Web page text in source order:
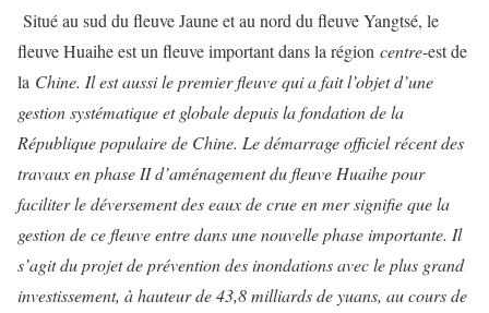
Situé au sud du fleuve Jaune et au nord du fleuve Yangtsé, le
fleuve Huaihe est un fleuve important dans la région centre-est de
la Chine. Il est aussi le premier fleuve qui a fait l’objet d’une
gestion systématique et globale depuis la fondation de la
République populaire de Chine. Le démarrage officiel récent des
travaux en phase II d’aménagement du fleuve Huaihe pour
faciliter le déversement des eaux de crue en mer signifie que la
gestion de ce fleuve entre dans une nouvelle phase importante. Il
s’agit du projet de prévention des inondations avec le plus grand
investissement, à hauteur de 43,8 milliards de yuans, au cours de